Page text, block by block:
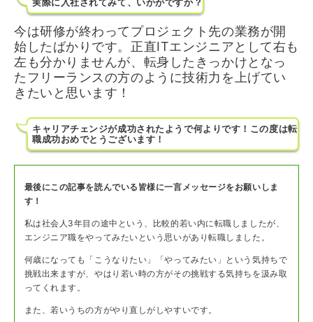
今は研修が終わってプロジェクト先の業務が開
始したばかりです。正直ITエンジニアとして右も
左も分かりませんが、転身したきっかけとなっ
たフリーランスの方のように技術力を上げてい
きたいと思います！
キャリアチェンジが成功されたようで何よりです！この度は転
職成功おめでとうございます！
最後にこの記事を読んでいる皆様に一言メッセージをお願いしま
す！
私は社会人3年目の途中という、比較的若い内に転職しましたが、
エンジニア職をやってみたいという思いがあり転職しました。
何歳になっても「こうなりたい」「やってみたい」という気持ちで
挑戦出来ますが、やはり若い時の方がその挑戦する気持ちを汲み取
ってくれます。
また、若いうちの方がやり直しがしやすいです。